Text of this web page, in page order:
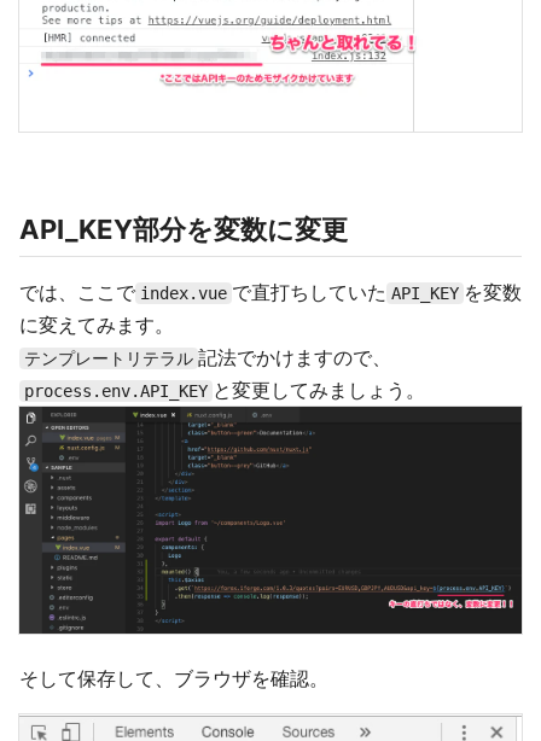
API_KEY部分を変数に変更
では、ここで index.vue で直打ちしていた API_KEY を変数
に変えてみます。
テンプレートリテラル 記法でかけますので、
process.env.API_KEY と変更してみましょう。
そして保存して、ブラウザを確認。